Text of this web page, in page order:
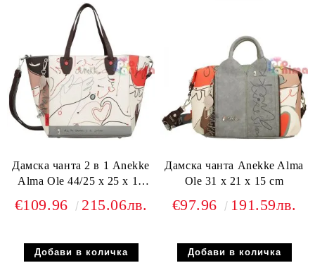
Дамска чанта 2 в 1 Anekke
Alma Ole 44/25 x 25 x 18
€109.96 215.06лв.
Дамска чанта Anekke Alma
Ole 31 x 21 x 15 cm
€97.96 191.59лв.